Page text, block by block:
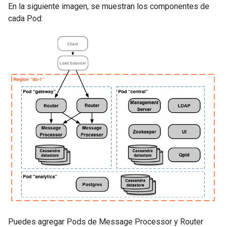
En la siguiente imagen, se muestran los componentes de
cada Pod:
Puedes agregar Pods de Message Processor y Router